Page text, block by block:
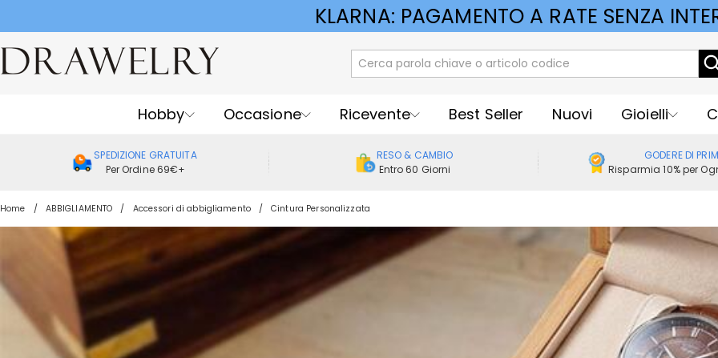
KLARNA: PAGAMENTO A RATE SENZA
Hobby Occasione Ricevente Best Seller Nuovi Gioielli
SPEDIZIONE GRATUITA
Per Ordine 69€+
RESO & CAMBIO
Entro 60 Giorni
GODERE DI
Risparmia 10% per
Home ABBIGLIAMENTO Accessori di abbigliamento Cintura Personalizzata